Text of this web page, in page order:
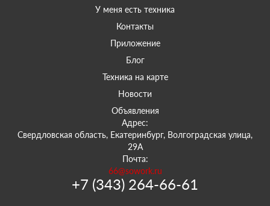
У меня есть техника
Контакты
Приложение
Блог
Техника на карте
Новости
Объявления
Адрес:
Свердловская область, Екатеринбург, Волгоградская улица,
29А
Почта:
66@sowork.ru
+7 (343) 264-66-61